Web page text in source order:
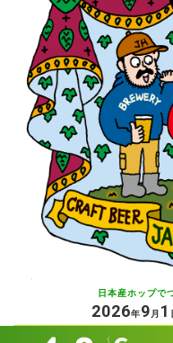
日本産ホップで
2026年9 月 1